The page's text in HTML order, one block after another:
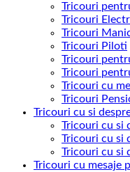
Tricouri
Tricouri
Tricouri
Tricouri Piloti
Tricouri
Tricouri
Tricouri cu
Tricouri
Tricouri cu si
Tricouri cu si
Tricouri cu si
Tricouri cu si
Tricouri cu mesaje